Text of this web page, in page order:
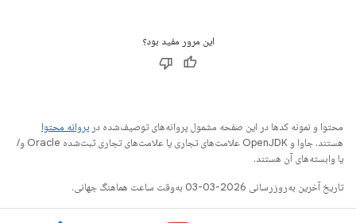
این مرور مفید بود؟
محتوا و نمونه کدها در این صفحه مشمول پروانه‌های توصیف‌شده در پروانه محتوا
هستند. جاوا و OpenJDK علامت‌های تجاری یا علامت‌های تجاری ثبت‌شده Oracle و/
یا وابسته‌های آن هستند.
تاریخ آخرین به‌روزرسانی 2026-03-03 به‌وقت ساعت هماهنگ جهانی.